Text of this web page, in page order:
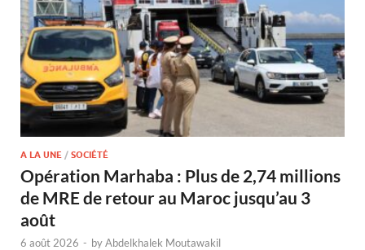
A LA UNE / SOCIÉTÉ
Opération Marhaba : Plus de 2,74 millions
de MRE de retour au Maroc jusqu’au 3
août
6 août 2026 - byAbdelkhalek Moutawakil